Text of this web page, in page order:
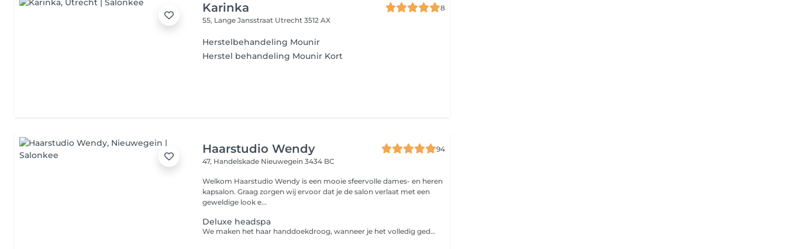
Karinka
8
55, Lange Jansstraat Utrecht 3512 AX
Herstelbehandeling Mounir
Herstel behandeling Mounir Kort
Haarstudio Wendy
94
47, Handelskade Nieuwegein 3434 BC
Welkom Haarstudio Wendy is een mooie sfeervolle dames- en heren
kapsalon. Graag zorgen wij ervoor dat je de salon verlaat met een
geweldige look e...
Deluxe headspa
We maken het haar handdoekdroog, wanneer je het volledig gedroogd of gefohnd wilt hebben boek dit er dan bij